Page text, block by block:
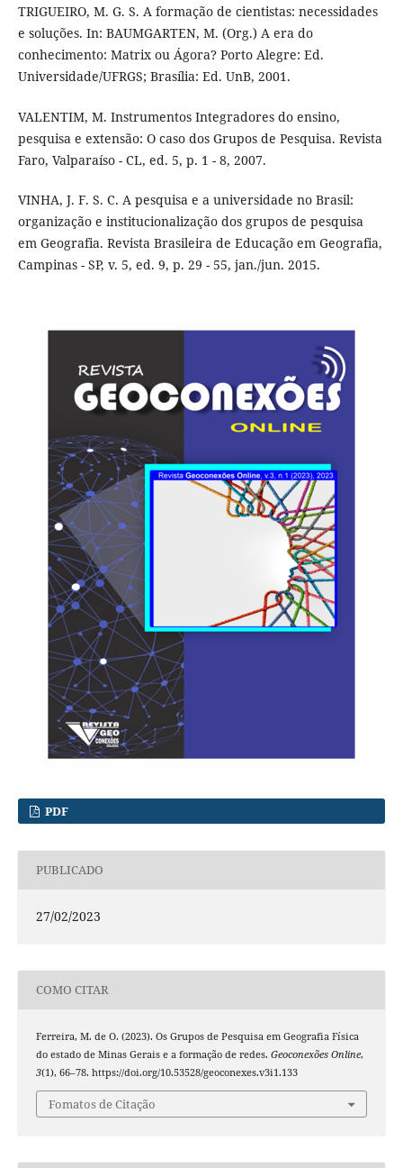
TRIGUEIRO, M. G. S. A formação de cientistas: necessidades
e soluções. In: BAUMGARTEN, M. (Org.) A era do
conhecimento: Matrix ou Ágora? Porto Alegre: Ed.
Universidade/UFRGS; Brasília: Ed. UnB, 2001.
VALENTIM, M. Instrumentos Integradores do ensino,
pesquisa e extensão: O caso dos Grupos de Pesquisa. Revista
Faro, Valparaíso - CL, ed. 5, p. 1 - 8, 2007.
VINHA, J. F. S. C. A pesquisa e a universidade no Brasil:
organização e institucionalização dos grupos de pesquisa
em Geografia. Revista Brasileira de Educação em Geografia,
Campinas - SP, v. 5, ed. 9, p. 29 - 55, jan./jun. 2015.
PDF
PUBLICADO
27/02/2023
COMO CITAR
Ferreira, M. de O. (2023). Os Grupos de Pesquisa em Geografia Física
do estado de Minas Gerais e a formação de redes. Geoconexões Online,
3(1), 66–78. https://doi.org/10.53528/geoconexes.v3i1.133
Fomatos de Citação